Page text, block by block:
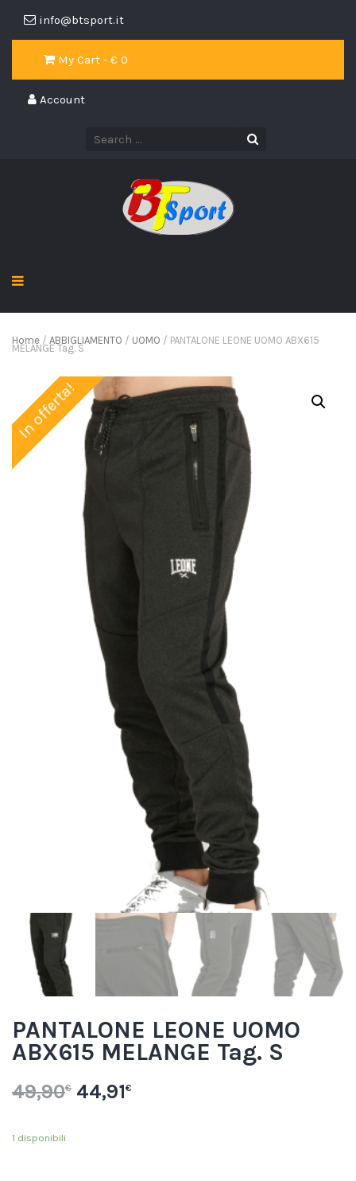
info@btsport.it
My Cart - € 0
Account
Home / ABBIGLIAMENTO / UOMO / PANTALONE LEONE UOMO ABX615
MELANGE Tag. S
In offerta!
PANTALONE LEONE UOMO
ABX615 MELANGE Tag. S
49,90€ 44,91€
1 disponibili